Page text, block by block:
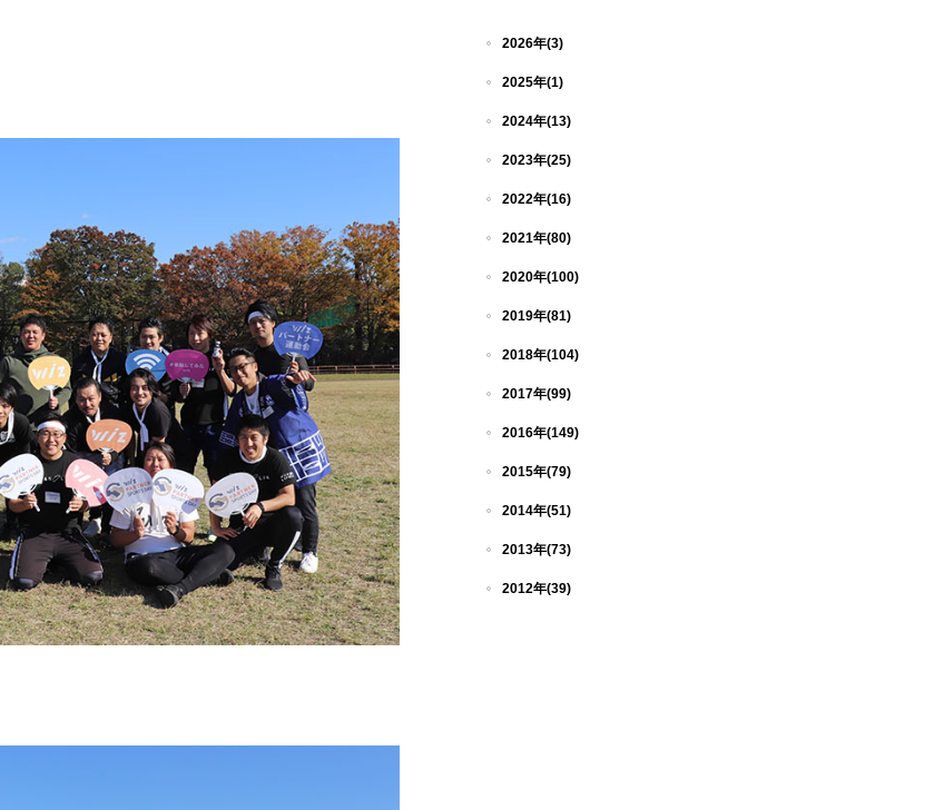
2026年(3)
2025年(1)
2024年(13)
2023年(25)
2022年(16)
2021年(80)
2020年(100)
2019年(81)
2018年(104)
2017年(99)
2016年(149)
2015年(79)
2014年(51)
2013年(73)
2012年(39)